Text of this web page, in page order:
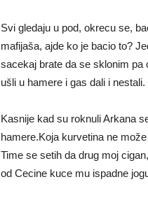
Svi gledaju u pod, okrecu se,
mafijaša, ajde ko je bacio to?
sacekaj brate da se sklonim pa
ušli u hamere i gas dali i nestali.
Kasnije kad su roknuli Arkana
hamere.Koja kurvetina ne
Time se setih da drug moj
od Cecine kuce mu ispadne